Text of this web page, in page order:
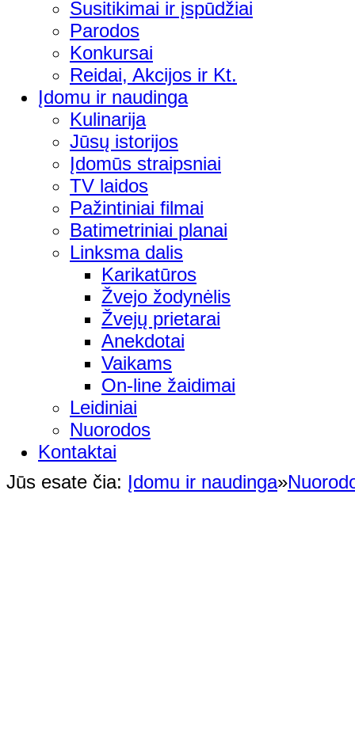
Susitikimai ir įspūdžiai
Parodos
Konkursai
Reidai, Akcijos ir Kt.
Įdomu ir naudinga
Kulinarija
Jūsų istorijos
Įdomūs straipsniai
TV laidos
Pažintiniai filmai
Batimetriniai planai
Linksma dalis
Karikatūros
Žvejo žodynėlis
Žvejų prietarai
Anekdotai
Vaikams
On-line žaidimai
Leidiniai
Nuorodos
Kontaktai
Jūs esate čia: Įdomu ir naudinga»